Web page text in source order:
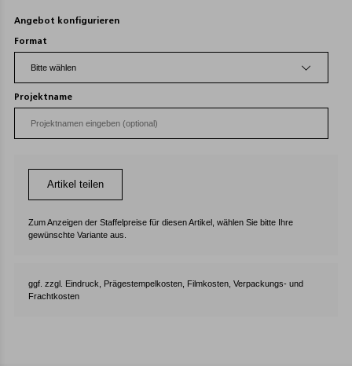
Angebot konfigurieren
Format
Projektname
Artikel teilen
Zum Anzeigen der Staffelpreise für diesen Artikel, wählen Sie bitte Ihre
gewünschte Variante aus.
ggf. zzgl. Eindruck, Prägestempelkosten, Filmkosten, Verpackungs- und
Frachtkosten